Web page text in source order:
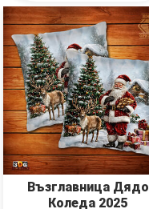
Възглавница Дядо
Коледа 2025